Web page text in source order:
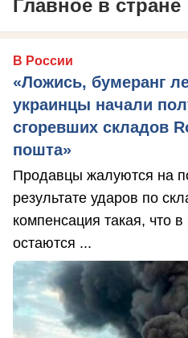
Главное в стране
В России
«Ложись, бумеранг
украинцы начали
сгоревших складов
пошта»
Продавцы жалуются на
результате ударов по
компенсация такая, что
остаются ...